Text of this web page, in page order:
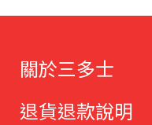
關於三多士
退貨退款說明